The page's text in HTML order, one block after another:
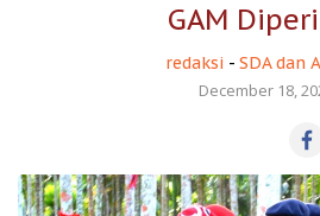
GAM
redaksi - SDA dan
December 18,